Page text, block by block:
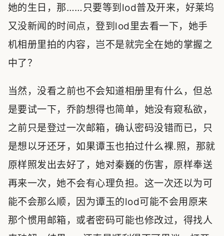
她的生日，那……只要等到lod普及开来，好莱坞
又没新闻的时间点，登到lod里去看一下，她手
机相册里拍的内容，岂不是就完全在她的掌握之
中了？
当然，没看之前也不会知道相册里有什么，但总
是要试一下，乔韵想得也简单，她没有窥私欲，
之前只是登过一次邮箱，确认密码没错而已，只
是想以牙还牙，如果谭玉也拍过什么裸.照，那就
原样照发出去好了，她对秦巍的伤害，原样奉送
再来一次，她不会有心理负担。这一次还以为可
能不会那么顺，因为谭玉的lod可能不会用原来
那个惯用邮箱，或者密码可能也修改过，得找人